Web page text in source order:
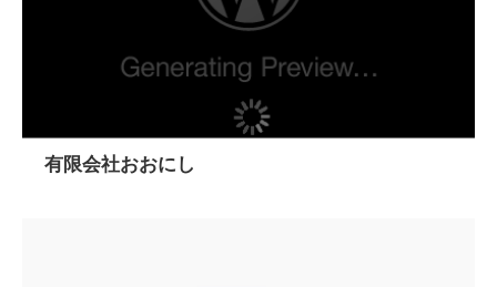
有限会社おおにし